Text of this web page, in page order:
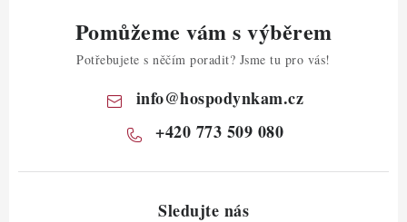
Pomůžeme vám s výběrem
Potřebujete s něčím poradit? Jsme tu pro vás!
info@hospodynkam.cz
+420 773 509 080